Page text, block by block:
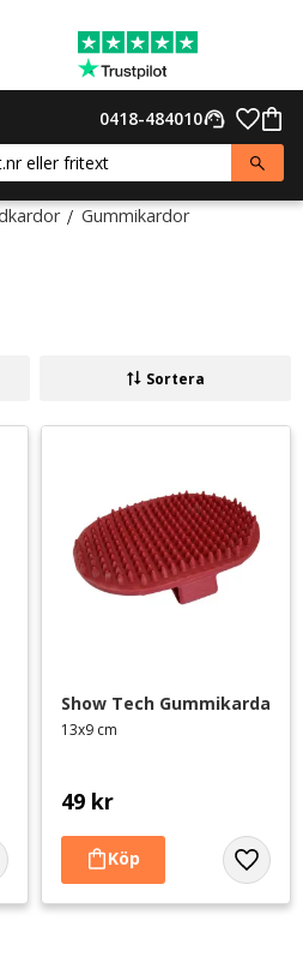
support_agent
0418-484010
Gummikardor
Sortera
till i favoriter
Show Tech Gummikarda
13x9 cm
49 kr
Lägg